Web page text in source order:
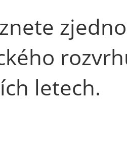
letech.